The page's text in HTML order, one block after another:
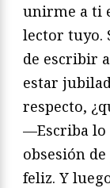
unirme a ti
lector tuyo.
de escribir
estar
respecto,
—Escriba lo
obsesión
feliz. Y